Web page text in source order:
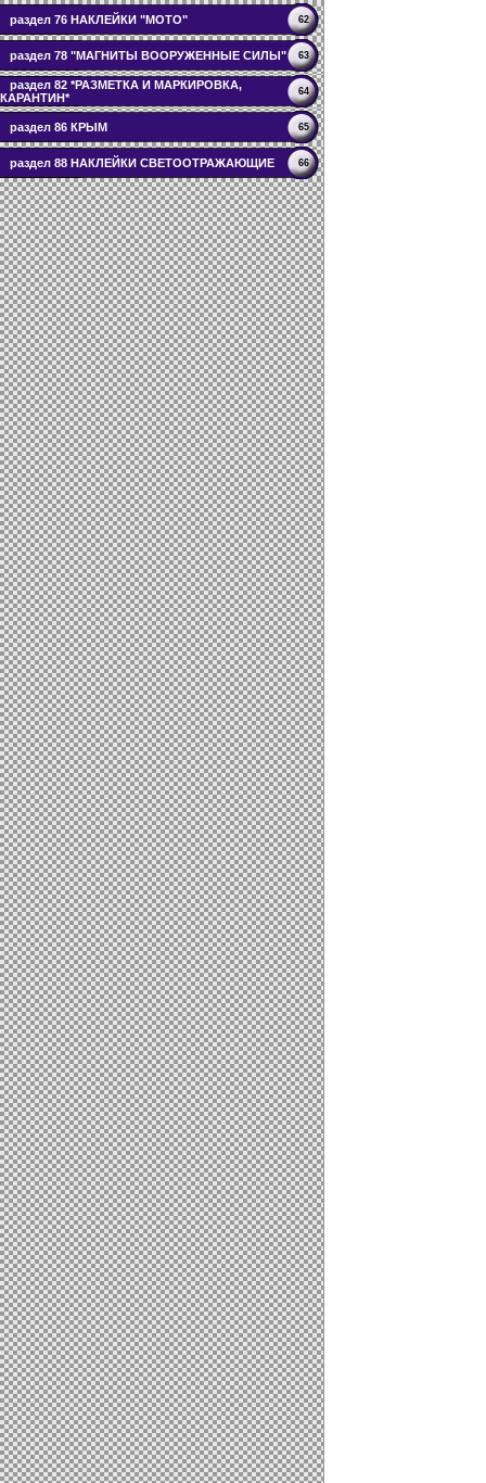
раздел 76 НАКЛЕЙКИ "МОТО" 62
раздел 78 "МАГНИТЫ ВООРУЖЕННЫЕ СИЛЫ" 63
раздел 82 *РАЗМЕТКА И МАРКИРОВКА,
КАРАНТИН*
64
раздел 86 КРЫМ 65
раздел 88 НАКЛЕЙКИ СВЕТООТРАЖАЮЩИЕ 66